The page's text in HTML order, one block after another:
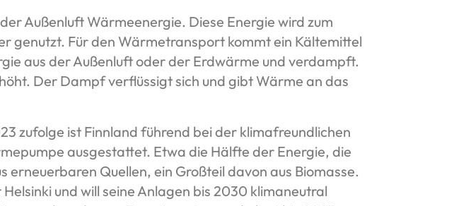
Außenluft Wärmeenergie. Diese Energie wird zum
genutzt. Für den Wärmetransport kommt ein Kältemittel
aus der Außenluft oder der Erdwärme und verdampft.
Der Dampf verflüssigt sich und gibt Wärme an das
zufolge ist Finnland führend bei der klimafreundlichen
ausgestattet. Etwa die Hälfte der Energie, die
erneuerbaren Quellen, ein Großteil davon aus Biomasse.
und will seine Anlagen bis 2030 klimaneutral